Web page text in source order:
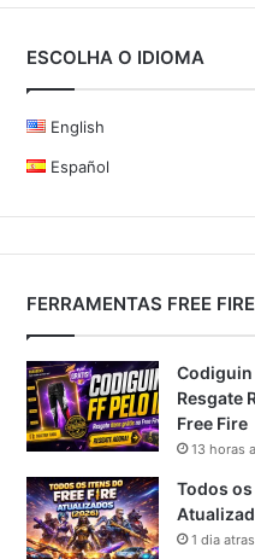
ESCOLHA O IDIOMA
English
Español
FERRAMENTAS FREE FIRE
Codiguin
Resgate
Free Fire
13 horas
Todos
1 dia atras